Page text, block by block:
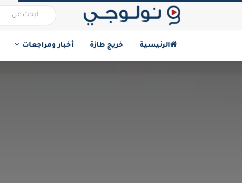
الرئيسية خريج طازة أخبار ومراجعات